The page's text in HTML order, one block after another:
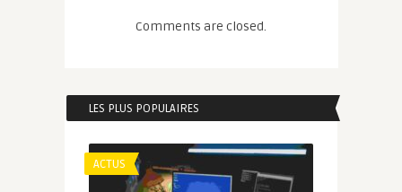
Comments are closed.
LES PLUS POPULAIRES
ACTUS